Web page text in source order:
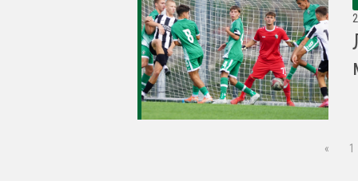
« 1